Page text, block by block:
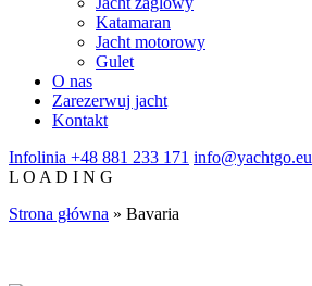
Katamaran
Jacht motorowy
Gulet
O nas
Zarezerwuj jacht
Kontakt
Infolinia +48 881 233 171 info@yachtgo.eu
L O A D I N G
Strona główna » Bavaria